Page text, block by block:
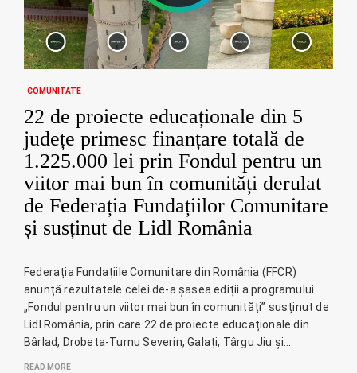
COMUNITATE
22 de proiecte educaționale din 5
județe primesc finanțare totală de
1.225.000 lei prin Fondul pentru un
viitor mai bun în comunități derulat
de Federația Fundațiilor Comunitare
și susținut de Lidl România
Federația Fundațiile Comunitare din România (FFCR)
anunță rezultatele celei de-a șasea ediții a programului
„Fondul pentru un viitor mai bun în comunități” susținut de
Lidl România, prin care 22 de proiecte educaționale din
Bârlad, Drobeta-Turnu Severin, Galați, Târgu Jiu și…
READ MORE